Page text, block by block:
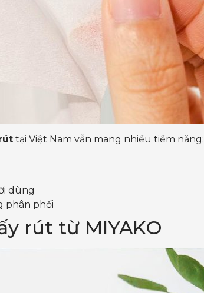
tại Việt Nam vẫn mang nhiều tiềm năng:
dùng
phân phối
rút từ MIYAKO